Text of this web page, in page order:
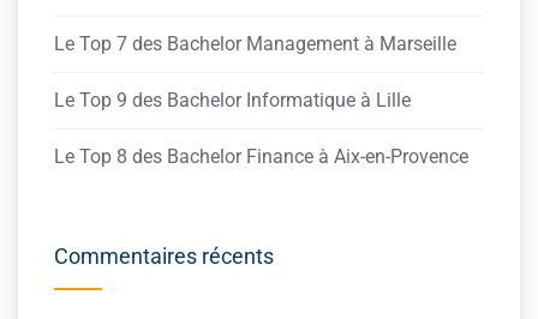
Le Top 7 des Bachelor Management à Marseille
Le Top 9 des Bachelor Informatique à Lille
Le Top 8 des Bachelor Finance à Aix-en-Provence
Commentaires récents